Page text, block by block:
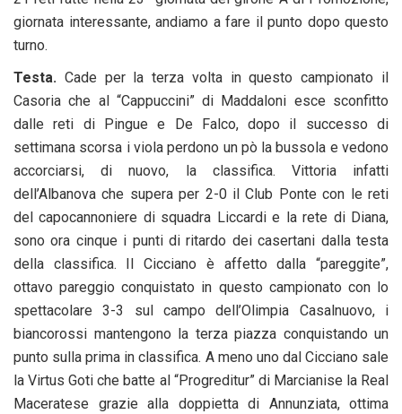
giornata interessante, andiamo a fare il punto dopo questo
turno.
Testa. Cade per la terza volta in questo campionato il
Casoria che al “Cappuccini” di Maddaloni esce sconfitto
dalle reti di Pingue e De Falco, dopo il successo di
settimana scorsa i viola perdono un pò la bussola e vedono
accorciarsi, di nuovo, la classifica. Vittoria infatti
dell’Albanova che supera per 2-0 il Club Ponte con le reti
del capocannoniere di squadra Liccardi e la rete di Diana,
sono ora cinque i punti di ritardo dei casertani dalla testa
della classifica. Il Cicciano è affetto dalla “pareggite”,
ottavo pareggio conquistato in questo campionato con lo
spettacolare 3-3 sul campo dell’Olimpia Casalnuovo, i
biancorossi mantengono la terza piazza conquistando un
punto sulla prima in classifica. A meno uno dal Cicciano sale
la Virtus Goti che batte al “Progreditur” di Marcianise la Real
Maceratese grazie alla doppietta di Annunziata, ottima